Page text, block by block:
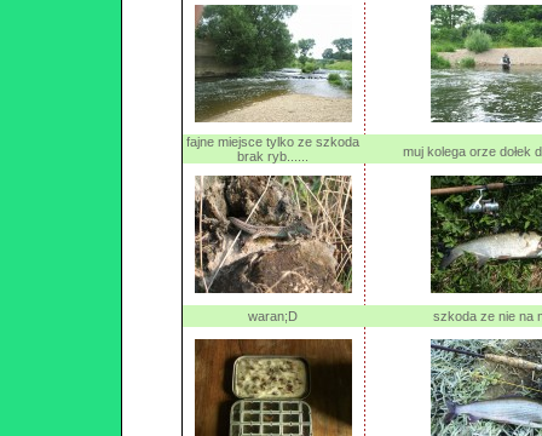
fajne miejsce tylko ze szkoda
brak ryb......
muj kolega orze dołek
waran;D szkoda ze nie na